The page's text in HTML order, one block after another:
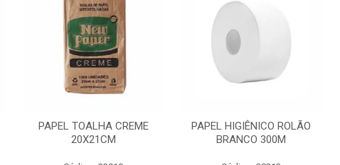
PAPEL TOALHA CREME
20X21CM
PAPEL HIGIÊNICO ROLÃO
BRANCO 300M